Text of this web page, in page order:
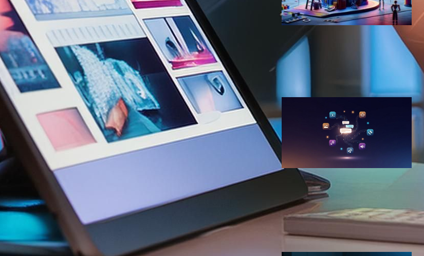
Googleの「Imagen 3」開
発、テキストから高品質画像
生成への飛躍
Adobe、Firefly AI Assistant
を発表—Photoshop・
Premiere横断の「クリエイテ
ィブエージェント」時代へ
2026年4月17日8:40